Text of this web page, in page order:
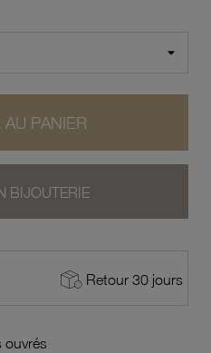
AU PANIER
BIJOUTERIE
Retour 30 jours
ouvrés